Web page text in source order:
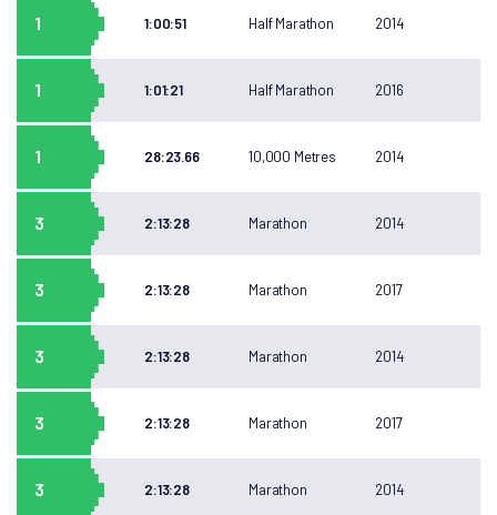
1 1:00:51 Half Marathon 2014
1 1:01:21 Half Marathon 2016
1 28:23.66 10,000 Metres 2014
3 2:13:28 Marathon 2014
3 2:13:28 Marathon 2017
3 2:13:28 Marathon 2014
3 2:13:28 Marathon 2017
3 2:13:28 Marathon 2014
La Gabonaise
Kids Run 3KM
Kids Run 1,5KM
DÉCOUVREZ LE GABON
REJOIGNEZ-NOUS